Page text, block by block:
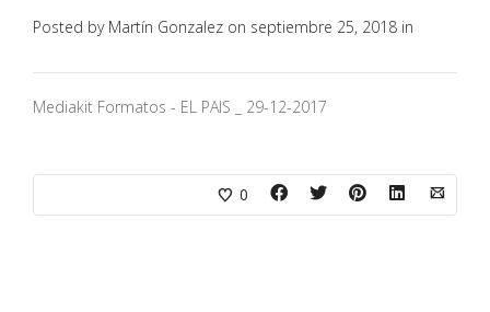
Posted by Martín Gonzalez on septiembre 25, 2018 in
Mediakit Formatos - EL PAIS _ 29-12-2017
0